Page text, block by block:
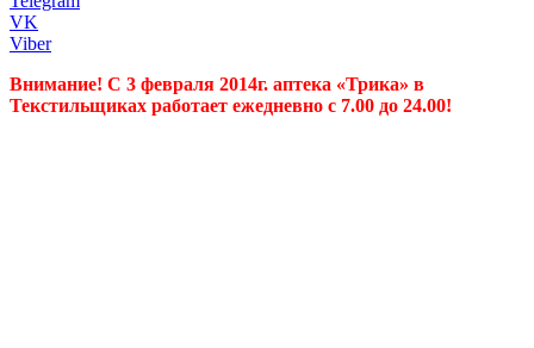
VK
Viber
Внимание! С 3 февраля 2014г. аптека «Трика» в
Текстильщиках работает ежедневно с 7.00 до 24.00!